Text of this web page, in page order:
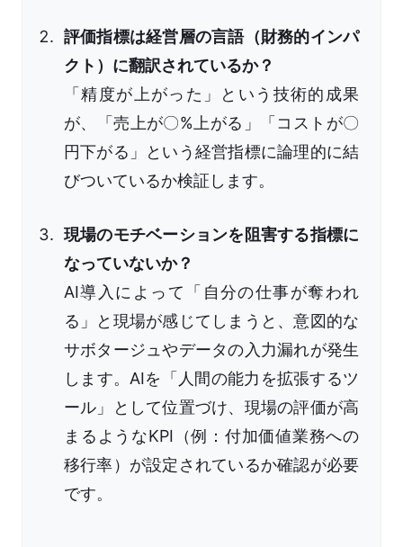
評価指標は経営層の言語（財務的インパ
クト）に翻訳されているか？
「精度が上がった」という技術的成果
が、「売上が〇%上がる」「コストが〇
円下がる」という経営指標に論理的に結
びついているか検証します。
現場のモチベーションを阻害する指標に
なっていないか？
AI導入によって「自分の仕事が奪われ
る」と現場が感じてしまうと、意図的な
サボタージュやデータの入力漏れが発生
します。AIを「人間の能力を拡張するツ
ール」として位置づけ、現場の評価が高
まるようなKPI（例：付加価値業務への
移行率）が設定されているか確認が必要
です。